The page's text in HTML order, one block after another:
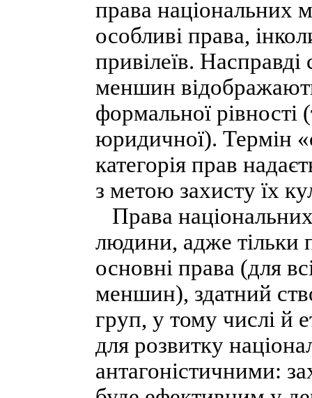
права національних
особливі права,
привілеїв. Насправді
меншин
формальної рівності
юридичної). Термін
категорія прав
з метою захисту їх
Права
людини, адже тільки
основні права (для
меншин), здатний
груп, у тому числі й
для розвитку
антагоністичними: